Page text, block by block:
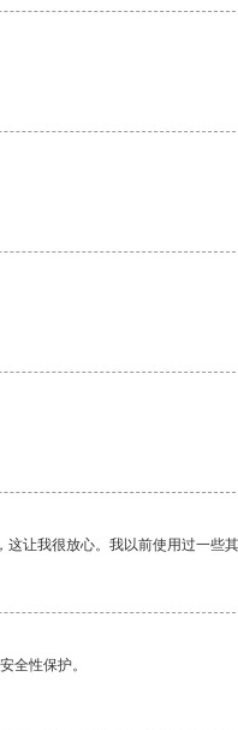
让我很放心。我以前使用过一些
全性保护。